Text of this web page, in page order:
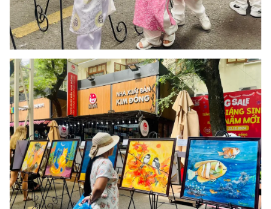
Theo dõi báo trên
Cơ quan chủ quản:Đài Truyền hình Việt Nam
Cơ quan báo chí:Thời báo VTV
Giấy phép hoạt động báo in và báo điện tử số 483/GP-BTTTT
cấp ngày 29/12/2023